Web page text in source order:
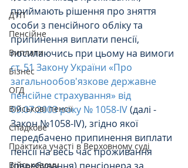
ДТП
Пенсійне
Виплати
Бізнес
ОГД
Військові пенсії
Спадкове
Практика участі в Верховному суді
Військовому
приймають рішення про зняття
особи з пенсійного обліку та
припинення виплати пенсії,
посилаючись при цьому на вимоги
ст. 51 Закону України «Про
загальнообов'язкове державне
пенсійне страхування» від
09.07.2003 року № 1058-IV (далі -
Закон №1058-ІV), згідно якої
передбачено припинення виплати
пенсії на весь час проживання